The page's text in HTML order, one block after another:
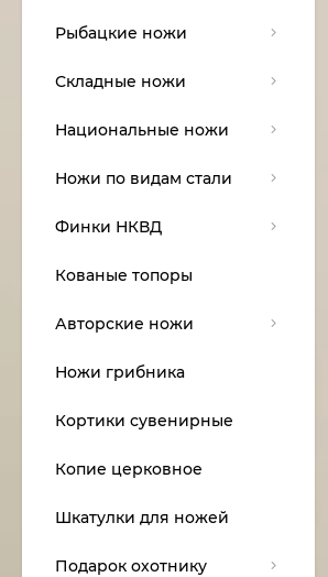
Рыбацкие ножи
Складные ножи
Национальные ножи
Ножи по видам стали
Финки НКВД
Кованые топоры
Авторские ножи
Ножи грибника
Кортики сувенирные
Копие церковное
Шкатулки для ножей
Подарок охотнику